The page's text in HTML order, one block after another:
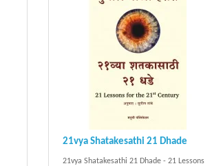
21vya Shatakesathi 21 Dhade
21vya Shatakesathi 21 Dhade - 21 Lessons